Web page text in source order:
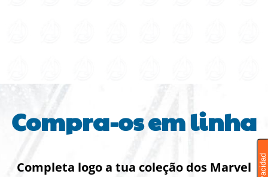
Compra-os em linha
Completa logo a tua coleção dos Marvel